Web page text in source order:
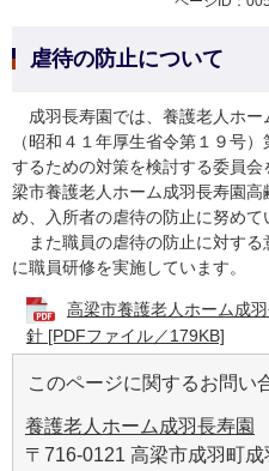
虐待の防止について
成羽長寿園では、養護老人ホー
（昭和４１年厚生省令第１９号
するための対策を検討する委員
梁市養護老人ホーム成羽長寿園
め、入所者の虐待の防止に努めて
また職員の虐待の防止に対する
に職員研修を実施しています。
高梁市養護老人ホーム成
針 [PDFファイル／179KB]
このページに関するお問い
養護老人ホーム成羽長寿園
〒716-0121 高梁市成羽町